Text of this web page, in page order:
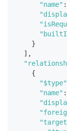
"name" :
}
] ,
{
"$type"
"name" :